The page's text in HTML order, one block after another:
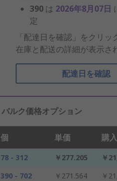
390 は 2026年8月07日
定
「配達日を確認」をクリッ
在庫と配送の詳細が表示さ
配達日を確認
バルク価格オプション
個 単価 購
78 - 312 ￥277.205
￥
390 - 702
￥271.564
￥